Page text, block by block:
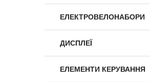
ЕЛЕКТРОВЕЛОНАБОРИ
ДИСПЛЕЇ
ЕЛЕМЕНТИ КЕРУВАННЯ